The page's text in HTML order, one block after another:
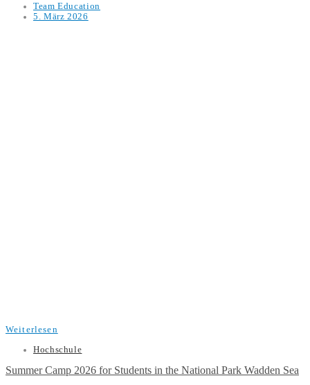
Team Education
5. März 2026
Weiterlesen
Hochschule
Summer Camp 2026 for Students in the National Park Wadden Sea